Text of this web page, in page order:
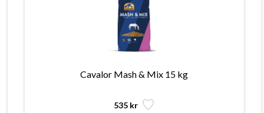
Cavalor Mash & Mix 15 kg
535 kr